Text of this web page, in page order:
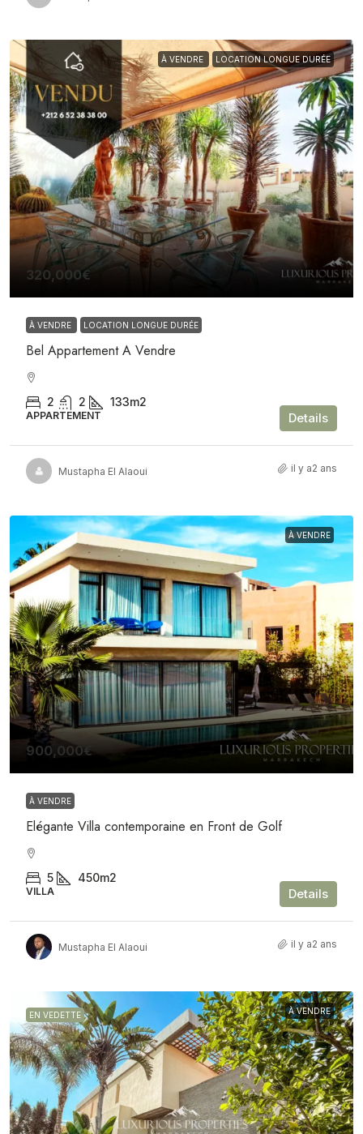
À VENDRE LOCATION LONGUE DURÉE
320,000€
À VENDRE LOCATION LONGUE DURÉE
Bel Appartement A Vendre
2 2 133m2
APPARTEMENT Details
Mustapha El Alaoui il y a2 ans
À VENDRE
900,000€
À VENDRE
Elégante Villa contemporaine en Front de Golf
5 450m2
VILLA Details
Mustapha El Alaoui il y a2 ans
EN VEDETTE À VENDRE